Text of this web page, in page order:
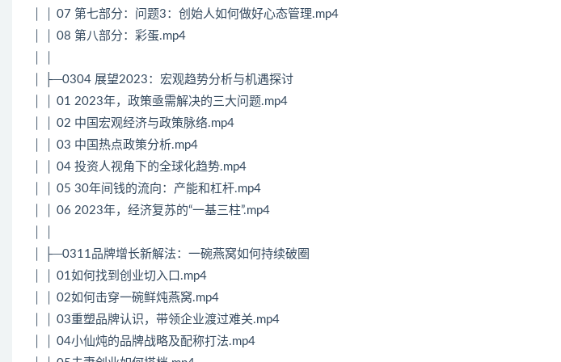
│ │ 07 第七部分：问题3：创始人如何做好心态管理.mp4
│ │ 08 第八部分：彩蛋.mp4
│ ├─0304 展望2023：宏观趋势分析与机遇探讨
│ │ 01 2023年，政策亟需解决的三大问题.mp4
│ │ 02 中国宏观经济与政策脉络.mp4
│ │ 03 中国热点政策分析.mp4
│ │ 04 投资人视角下的全球化趋势.mp4
│ │ 05 30年间钱的流向：产能和杠杆.mp4
│ │ 06 2023年，经济复苏的“一基三柱”.mp4
│ ├─0311品牌增长新解法：一碗燕窝如何持续破圈
│ │ 01如何找到创业切入口.mp4
│ │ 02如何击穿一碗鲜炖燕窝.mp4
│ │ 03重塑品牌认识，带领企业渡过难关.mp4
│ │ 04小仙炖的品牌战略及配称打法.mp4